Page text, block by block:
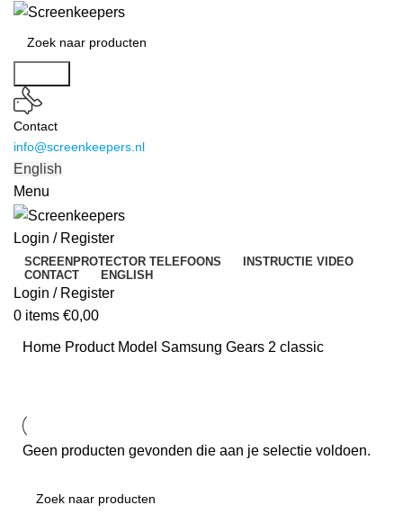
Contact
info@screenkeepers.nl
English
Menu
Login / Register
SCREENPROTECTOR TELEFOONS
INSTRUCTIE VIDEO
CONTACT
ENGLISH
Login / Register
0 items €0,00
Home Product Model Samsung Gears 2 classic
Geen producten gevonden die aan je selectie voldoen.